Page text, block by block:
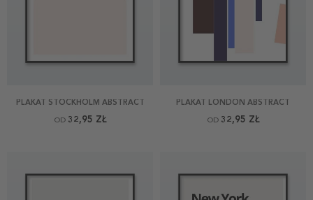
PLAKAT STOCKHOLM ABSTRACT
OD 32,95 ZŁ
PLAKAT LONDON ABSTRACT
OD 32,95 ZŁ